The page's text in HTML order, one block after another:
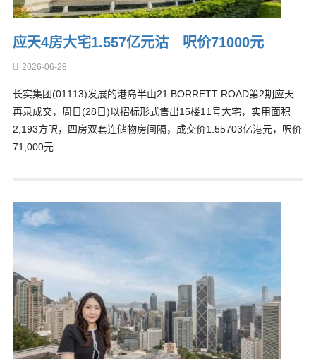
应天4房大宅1.557亿元沽 呎价71000元
2026-06-28
长实集团(01113)发展的港岛半山21 BORRETT ROAD第2期应天
再录成交，周日(28日)以招标形式售出15楼11号大宅，实用面积
2,193方呎，四房双套连储物房间隔，成交价1.55703亿港元，呎价
71,000元…